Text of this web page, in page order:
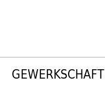
GEWERKSCHAFT